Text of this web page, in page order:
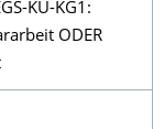
KU-KG1:
ODER